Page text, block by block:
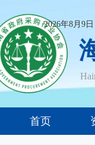
2026年8月9
首页